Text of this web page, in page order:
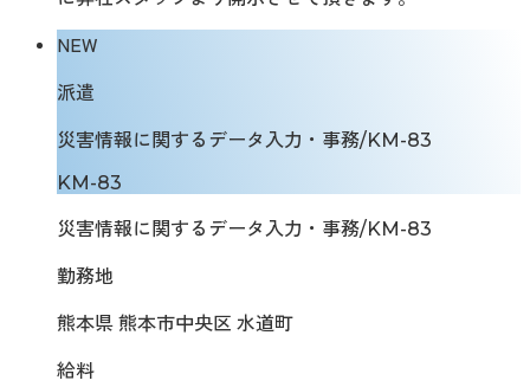
NEW
派遣
災害情報に関するデータ入力・事務/KM-83
KM-83
災害情報に関するデータ入力・事務/KM-83
勤務地
熊本県 熊本市中央区 水道町
給料